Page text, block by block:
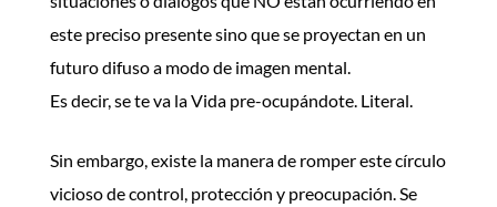
este preciso presente sino que se proyectan en un
futuro difuso a modo de imagen mental.
Es decir, se te va la Vida pre-ocupándote. Literal.
Sin embargo, existe la manera de romper este círculo
vicioso de control, protección y preocupación. Se